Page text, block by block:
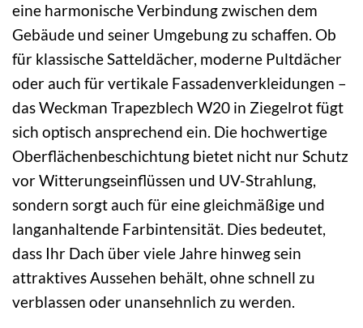
eine harmonische Verbindung zwischen dem
Gebäude und seiner Umgebung zu schaffen. Ob
für klassische Satteldächer, moderne Pultdächer
oder auch für vertikale Fassadenverkleidungen –
das Weckman Trapezblech W20 in Ziegelrot fügt
sich optisch ansprechend ein. Die hochwertige
Oberflächenbeschichtung bietet nicht nur Schutz
vor Witterungseinflüssen und UV-Strahlung,
sondern sorgt auch für eine gleichmäßige und
langanhaltende Farbintensität. Dies bedeutet,
dass Ihr Dach über viele Jahre hinweg sein
attraktives Aussehen behält, ohne schnell zu
verblassen oder unansehnlich zu werden.